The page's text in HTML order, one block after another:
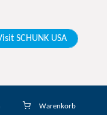
SCHUNK USA
Warenkorb